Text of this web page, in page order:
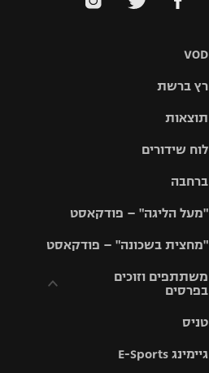
VOD
רץ ברשת
תוצאות
לוח שידורים
ברחבה
"מעל הליגה" – פודקאסט
"מחצית בשכונה" – פודקאסט
משתתפים וזוכים
בפרסים
וזוכים בפרסים
טניס
גיימינג E-Sports